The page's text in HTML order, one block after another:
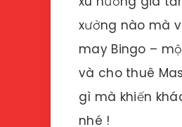
xưởng nào mà
may Bingo –
và cho thuê
gì mà khiến
nhé !